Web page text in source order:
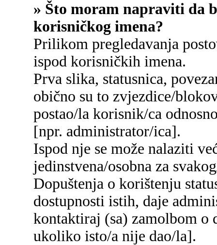
» Što moram napraviti da
korisničkog imena?
Prilikom pregledavanja
ispod korisničkih imena.
Prva slika, statusnica,
obično su to zvjezdice/
postao/la korisnik/ca
[npr. administrator/ica].
Ispod nje se može nalaziti
jedinstvena/osobna za
Dopuštenja o korištenju
dostupnosti istih, daje
kontaktiraj (sa) zamolbom o
ukoliko isto/a nije dao/la].